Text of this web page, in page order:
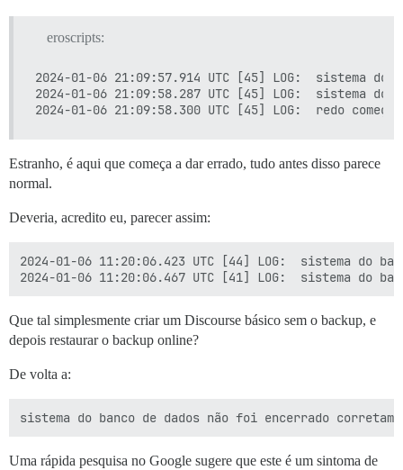
eroscripts:
2024-01-06 21:09:57.914 UTC [45] LOG:  sistema
2024-01-06 21:09:58.287 UTC [45] LOG:  sistema do
Estranho, é aqui que começa a dar errado, tudo antes disso parece
normal.
Deveria, acredito eu, parecer assim:
2024-01-06 11:20:06.423 UTC [44] LOG:  sistema do
Que tal simplesmente criar um Discourse básico sem o backup, e
depois restaurar o backup online?
De volta a:
Uma rápida pesquisa no Google sugere que este é um sintoma de